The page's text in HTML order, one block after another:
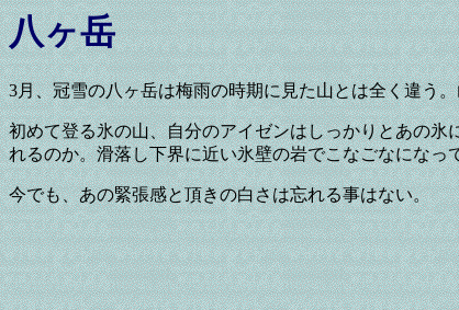
八ヶ岳
3月、冠雪の八ヶ岳は梅雨の時期に見た山とは全く違う
初めて登る氷の山、自分のアイゼンはしっかりとあの
れるのか。滑落し下界に近い氷壁の岩でこなごなになっ
今でも、あの緊張感と頂きの白さは忘れる事はない。